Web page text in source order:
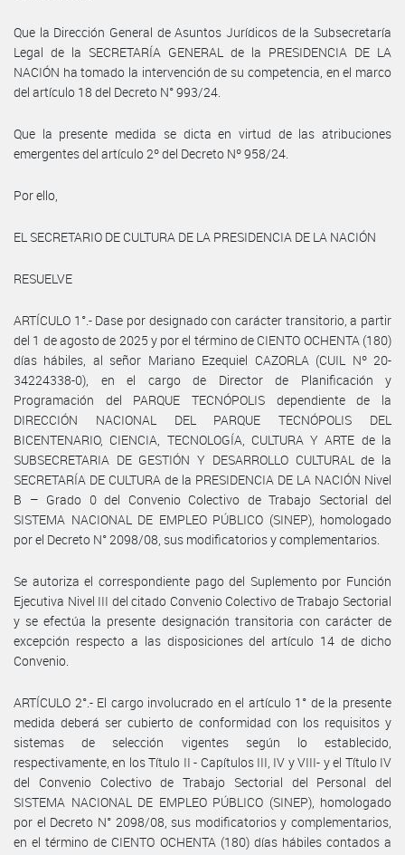
Que la Dirección General de Asuntos Jurídicos de la Subsecretaría
Legal de la SECRETARÍA GENERAL de la PRESIDENCIA DE LA
NACIÓN ha tomado la intervención de su competencia, en el marco
del artículo 18 del Decreto N° 993/24.
Que la presente medida se dicta en virtud de las atribuciones
emergentes del artículo 2º del Decreto Nº 958/24.
Por ello,
EL SECRETARIO DE CULTURA DE LA PRESIDENCIA DE LA NACIÓN
RESUELVE
ARTÍCULO 1°.- Dase por designado con carácter transitorio, a partir
del 1 de agosto de 2025 y por el término de CIENTO OCHENTA (180)
días hábiles, al señor Mariano Ezequiel CAZORLA (CUIL Nº 20-
34224338-0), en el cargo de Director de Planificación y
Programación del PARQUE TECNÓPOLIS dependiente de la
DIRECCIÓN NACIONAL DEL PARQUE TECNÓPOLIS DEL
BICENTENARIO, CIENCIA, TECNOLOGÍA, CULTURA Y ARTE de la
SUBSECRETARIA DE GESTIÓN Y DESARROLLO CULTURAL de la
SECRETARÍA DE CULTURA de la PRESIDENCIA DE LA NACIÓN Nivel
B – Grado 0 del Convenio Colectivo de Trabajo Sectorial del
SISTEMA NACIONAL DE EMPLEO PÚBLICO (SINEP), homologado
por el Decreto N° 2098/08, sus modificatorios y complementarios.
Se autoriza el correspondiente pago del Suplemento por Función
Ejecutiva Nivel III del citado Convenio Colectivo de Trabajo Sectorial
y se efectúa la presente designación transitoria con carácter de
excepción respecto a las disposiciones del artículo 14 de dicho
Convenio.
ARTÍCULO 2°.- El cargo involucrado en el artículo 1° de la presente
medida deberá ser cubierto de conformidad con los requisitos y
sistemas de selección vigentes según lo establecido,
respectivamente, en los Título II - Capítulos III, IV y VIII- y el Título IV
del Convenio Colectivo de Trabajo Sectorial del Personal del
SISTEMA NACIONAL DE EMPLEO PÚBLICO (SINEP), homologado
por el Decreto N° 2098/08, sus modificatorios y complementarios,
en el término de CIENTO OCHENTA (180) días hábiles contados a